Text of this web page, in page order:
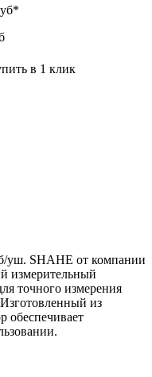
*
в 1 клик
уш. SHAHE от компании
измерительный
точного измерения
из
обеспечивает